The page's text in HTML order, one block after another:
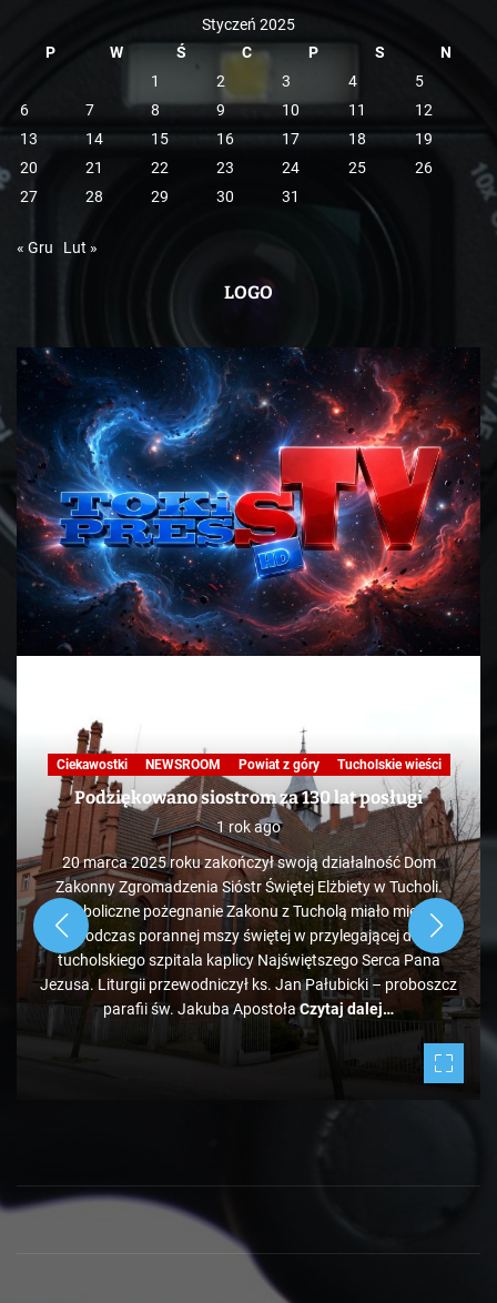
Styczeń 2025
P
W Ś C P S
N
1
2 3 4
5
6
7 8 9 10 11
12
13
14 15 16 17 18
19
20
21 22 23 24 25
26
27
28 29 30 31
« Gru Lut »
LOGO
Ciekawostki NEWSROOM Powiat z góry Tucholskie wieści
Podziękowano siostrom za 130 lat posługi
1 rok ago
20 marca 2025 roku zakończył swoją działalność Dom
Zakonny Zgromadzenia Sióstr Świętej Elżbiety w Tucholi.
Symboliczne pożegnanie Zakonu z Tucholą miało miejsce
podczas porannej mszy świętej w przylegającej do
tucholskiego szpitala kaplicy Najświętszego Serca Pana
Jezusa. Liturgii przewodniczył ks. Jan Pałubicki – proboszcz
parafii św. Jakuba ApostołaCzytaj dalej…